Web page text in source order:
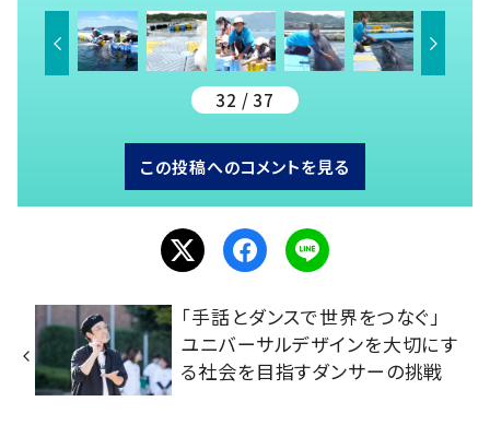
32 / 37
この投稿へのコメントを見る
「手話とダンスで世界をつなぐ」
ユニバーサルデザインを大切にす
る社会を目指すダンサーの挑戦